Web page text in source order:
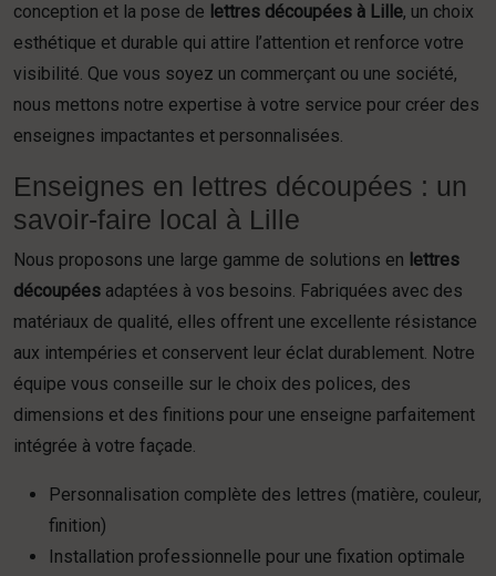
conception et la pose de lettres découpées à Lille, un choix
esthétique et durable qui attire l’attention et renforce votre
visibilité. Que vous soyez un commerçant ou une société,
nous mettons notre expertise à votre service pour créer des
enseignes impactantes et personnalisées.
Enseignes en lettres découpées : un
savoir-faire local à Lille
Nous proposons une large gamme de solutions en lettres
découpées adaptées à vos besoins. Fabriquées avec des
matériaux de qualité, elles offrent une excellente résistance
aux intempéries et conservent leur éclat durablement. Notre
équipe vous conseille sur le choix des polices, des
dimensions et des finitions pour une enseigne parfaitement
intégrée à votre façade.
Personnalisation complète des lettres (matière, couleur,
finition)
Installation professionnelle pour une fixation optimale